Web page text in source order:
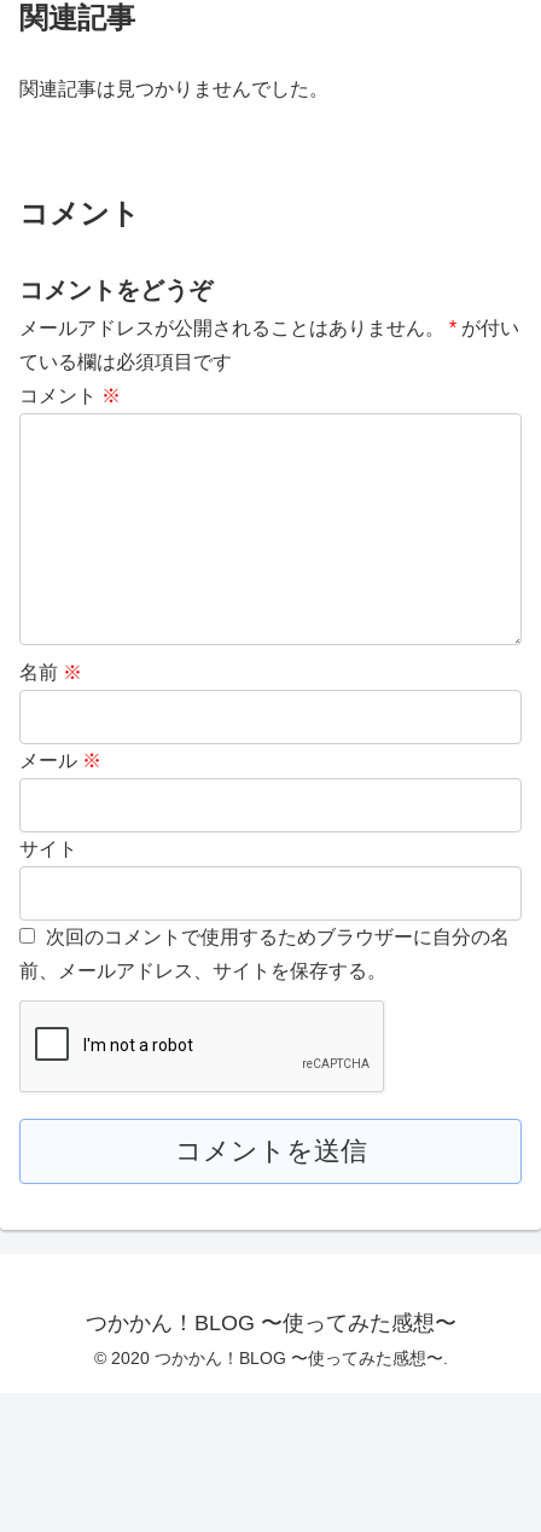
関連記事
関連記事は見つかりませんでした。
コメント
コメントをどうぞ
メールアドレスが公開されることはありません。 * が付い
ている欄は必須項目です
コメント ※
名前 ※
メール ※
サイト
次回のコメントで使用するためブラウザーに自分の名
前、メールアドレス、サイトを保存する。
つかかん！BLOG 〜使ってみた感想〜
© 2020 つかかん！BLOG 〜使ってみた感想〜.